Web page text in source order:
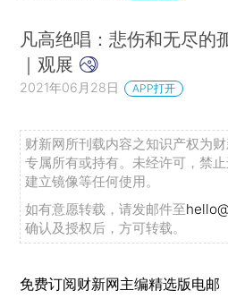
凡高绝唱：悲伤和无尽的
｜观展
2021年06月28日 APP打开
财新网所刊载内容之知识产权为
专属所有或持有。未经许可，禁
建立镜像等任何使用。
如有意愿转载，请发邮件至
确认及授权后，方可转载。
免费订阅财新网主编精选版电邮